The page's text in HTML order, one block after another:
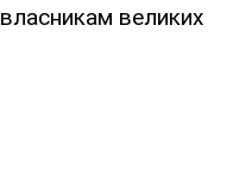
великих